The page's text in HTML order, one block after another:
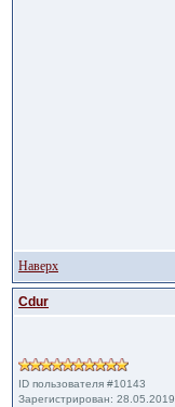
Наверх
Cdur
ID пользователя #10143
Зарегистрирован: 28.05.2019,